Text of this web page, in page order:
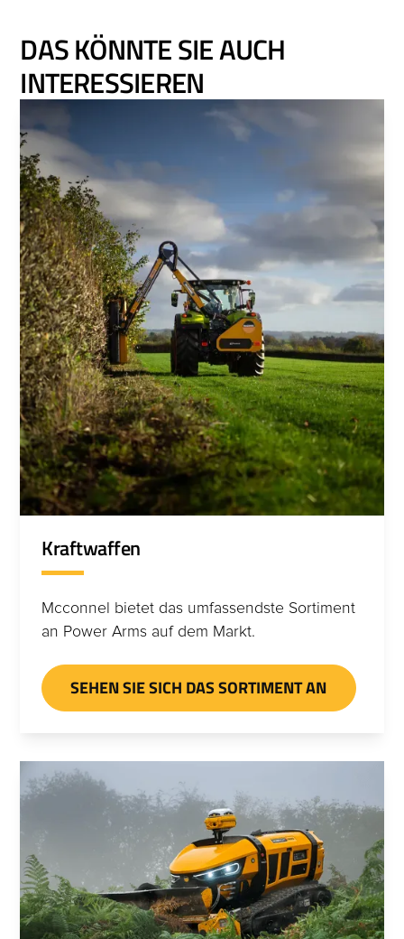
DAS KÖNNTE SIE AUCH
INTERESSIEREN
Kraftwaffen
Mcconnel bietet das umfassendste Sortiment
an Power Arms auf dem Markt.
SEHEN SIE SICH DAS SORTIMENT AN